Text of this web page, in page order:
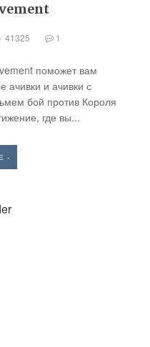
41325 1
поможет вам
ачивки и ачивки с
бой против Короля
где вы...
-